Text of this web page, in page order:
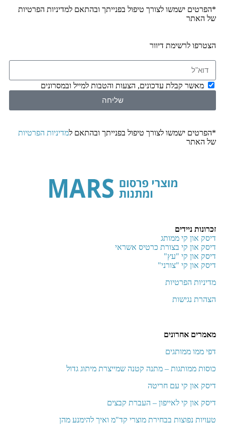
*הפרטים ישמשו לצורך טיפול בפנייתך ובהתאם למדיניות הפרטיות
של האתר
מאמרים אחרונים
דפי ממו ממותגים
כוסות ממותגות – מתנה קטנה שמייצרת מיתוג גדול
דיסק און קי עם חריטה
דיסק און קי לאייפון – העברת קבצים
טעויות נפוצות בבחירת מוצרי קד"מ ואיך להימנע מהן
זכרונות ניידים
דיסק און קי ממותג
דיסק און קי בצורת כרטיס אשראי
דיסק און קי "עץ"
דיסק און קי "צורני"
מדיניות הפרטיות
הצהרת נגישות
הצטרפו לרשימת דיוור
מאשר קבלת עדכונים, הצעות והטבות למייל ובמסרונים
שליחה
*הפרטים ישמשו לצורך טיפול בפנייתך ובהתאם למדיניות הפרטיות
של האתר